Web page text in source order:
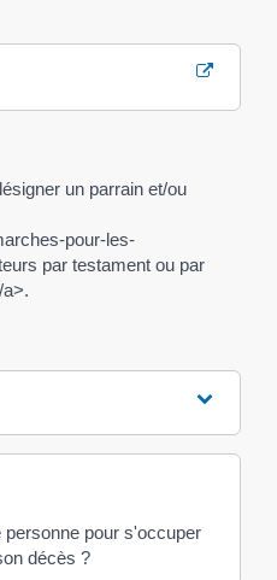
un parrain et/ou
pour-les-
par testament ou par
personne pour s'occuper
décès ?